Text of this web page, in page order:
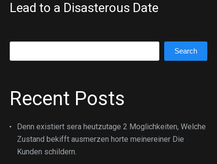
Lead to a Disasterous Date
Search
Recent Posts
Denn existiert sera heutzutage 2 Moglichkeiten, Welche
Zustand bekifft ausmerzen horte meinereiner Die
Kunden schildern.